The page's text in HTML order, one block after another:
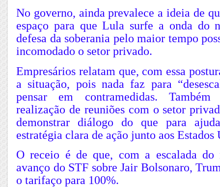
No governo, ainda prevalece a ideia de
espaço para que Lula surfe a onda do
defesa da soberania pelo maior tempo
incomodado o setor privado.
Empresários relatam que, com essa
a situação, pois nada faz para
pensar em contramedidas.
realização de reuniões com o setor
demonstrar diálogo do que para
estratégia clara de ação junto aos Estados
O receio é de que, com a escalada do
avanço do STF sobre Jair Bolsonaro,
o tarifaço para 100%.